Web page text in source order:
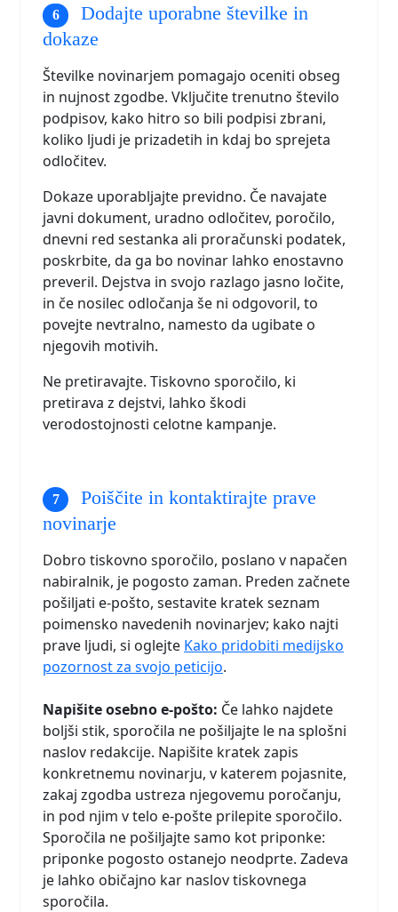
Dodajte uporabne številke in
dokaze
Številke novinarjem pomagajo oceniti obseg
in nujnost zgodbe. Vključite trenutno število
podpisov, kako hitro so bili podpisi zbrani,
koliko ljudi je prizadetih in kdaj bo sprejeta
odločitev.
Dokaze uporabljajte previdno. Če navajate
javni dokument, uradno odločitev, poročilo,
dnevni red sestanka ali proračunski podatek,
poskrbite, da ga bo novinar lahko enostavno
preveril. Dejstva in svojo razlago jasno ločite,
in če nosilec odločanja še ni odgovoril, to
povejte nevtralno, namesto da ugibate o
njegovih motivih.
Ne pretiravajte. Tiskovno sporočilo, ki
pretirava z dejstvi, lahko škodi
verodostojnosti celotne kampanje.
Poiščite in kontaktirajte prave
novinarje
Dobro tiskovno sporočilo, poslano v napačen
nabiralnik, je pogosto zaman. Preden začnete
pošiljati e-pošto, sestavite kratek seznam
poimensko navedenih novinarjev; kako najti
prave ljudi, si oglejte Kako pridobiti medijsko
pozornost za svojo peticijo.
Napišite osebno e-pošto: Če lahko najdete
boljši stik, sporočila ne pošiljajte le na splošni
naslov redakcije. Napišite kratek zapis
konkretnemu novinarju, v katerem pojasnite,
zakaj zgodba ustreza njegovemu poročanju,
in pod njim v telo e-pošte prilepite sporočilo.
Sporočila ne pošiljajte samo kot priponke:
priponke pogosto ostanejo neodprte. Zadeva
je lahko običajno kar naslov tiskovnega
sporočila.